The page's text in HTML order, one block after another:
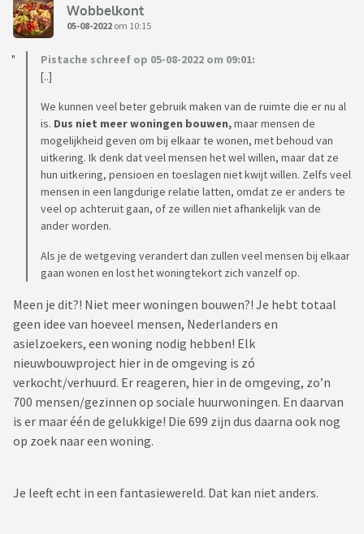
Wobbelkont
05-08-2022 om 10:15
Pistache schreef op 05-08-2022 om 09:01:
[..]
We kunnen veel beter gebruik maken van de ruimte die er nu al
is. Dus niet meer woningen bouwen,maar mensen de
mogelijkheid geven om bij elkaar te wonen, met behoud van
uitkering. Ik denk dat veel mensen het wel willen, maar dat ze
hun uitkering, pensioen en toeslagen niet kwijt willen. Zelfs veel
mensen in een langdurige relatie latten, omdat ze er anders te
veel op achteruit gaan, of ze willen niet afhankelijk van de
ander worden.
Als je de wetgeving verandert dan zullen veel mensen bij elkaar
gaan wonen en lost het woningtekort zich vanzelf op.
Meen je dit?! Niet meer woningen bouwen?! Je hebt totaal
geen idee van hoeveel mensen, Nederlanders en
asielzoekers, een woning nodig hebben! Elk
nieuwbouwproject hier in de omgeving is zó
verkocht/verhuurd. Er reageren, hier in de omgeving, zo’n
700 mensen/gezinnen op sociale huurwoningen. En daarvan
is er maar één de gelukkige! Die 699 zijn dus daarna ook nog
op zoek naar een woning.
Je leeft echt in een fantasiewereld. Dat kan niet anders.